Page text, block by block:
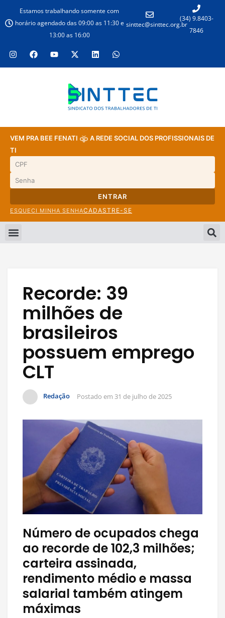
Estamos trabalhando somente com
horário agendado das 09:00 as 11:30 e
13:00 as 16:00
sinttec@sinttec.org.br
(34) 9.8403-
7846
VEM PRA BEE FENATI
A REDE SOCIAL DOS PROFISSIONAIS DE
TI
ENTRAR
ESQUECI MINHA SENHACADASTRE-SE
Recorde: 39
milhões de
brasileiros
possuem emprego
CLT
Redação Postado em 31 de julho de 2025
Número de ocupados chega
ao recorde de 102,3 milhões;
carteira assinada,
rendimento médio e massa
salarial também atingem
máximas